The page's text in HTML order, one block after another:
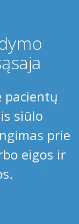
pacientų
siūlo
prie
eigos ir